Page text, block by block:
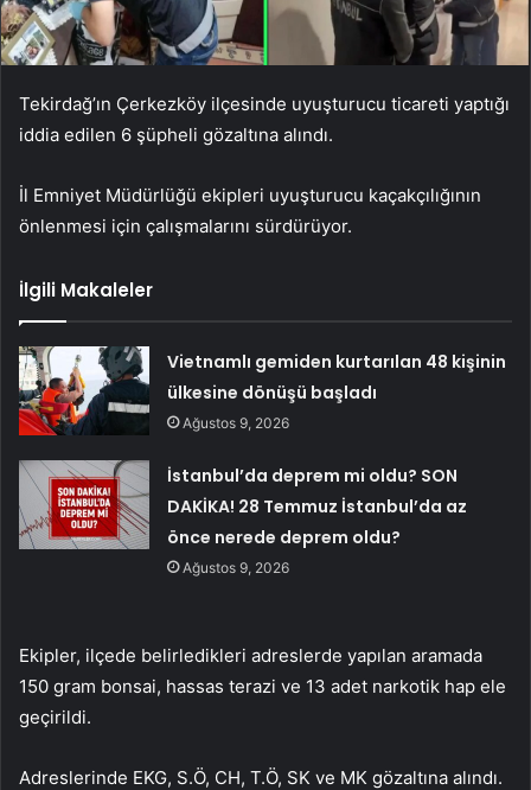
Tekirdağ’ın Çerkezköy ilçesinde uyuşturucu ticareti yaptığı
iddia edilen 6 şüpheli gözaltına alındı.
İl Emniyet Müdürlüğü ekipleri uyuşturucu kaçakçılığının
önlenmesi için çalışmalarını sürdürüyor.
İlgili Makaleler
Vietnamlı gemiden kurtarılan 48 kişinin
ülkesine dönüşü başladı
Ağustos 9, 2026
İstanbul’da deprem mi oldu? SON
DAKİKA! 28 Temmuz İstanbul’da az
önce nerede deprem oldu?
Ağustos 9, 2026
Ekipler, ilçede belirledikleri adreslerde yapılan aramada
150 gram bonsai, hassas terazi ve 13 adet narkotik hap ele
geçirildi.
Adreslerinde EKG, S.Ö, CH, T.Ö, SK ve MK gözaltına alındı.